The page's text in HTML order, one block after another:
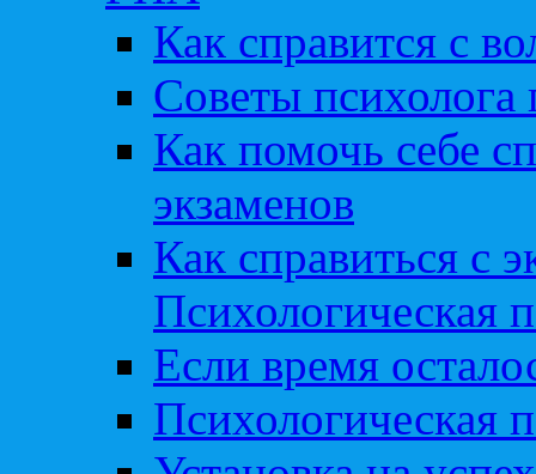
Как справится с
Советы
Как помочь себе
экзаменов
Как справиться с
Психологическая
Если время
Психологическая